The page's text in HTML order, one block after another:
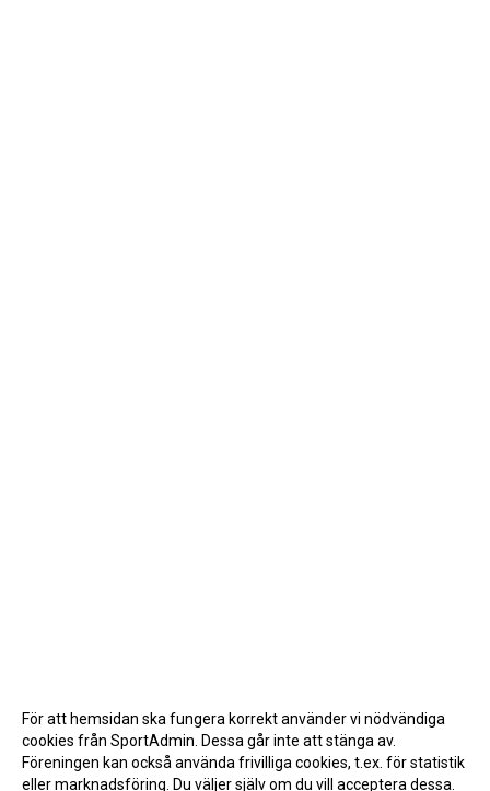
För att hemsidan ska fungera korrekt använder vi nödvändiga
cookies från SportAdmin. Dessa går inte att stänga av.
Föreningen kan också använda frivilliga cookies, t.ex. för statistik
eller marknadsföring. Du väljer själv om du vill acceptera dessa.